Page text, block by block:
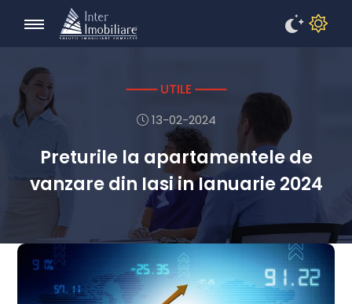
UTILE
13-02-2024
Preturile la apartamentele de
vanzare din Iasi in Ianuarie 2024